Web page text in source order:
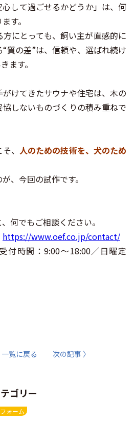
して過ごせるかどうか」は、何
す。
にとっても、飼い主が直感的に
“質の差”は、信頼や、選ばれ続け
ます。
けてきたサウナや住宅は、木の
しないものづくりの積み重ねで
そ、人のための技術を、犬のため
、今回の試作です。
何でもご相談ください。
https://www.oef.co.jp/contact/
受付時間：9:00～18:00／日曜定
一覧に戻る 次の記事 〉
ゴリー
ォーム